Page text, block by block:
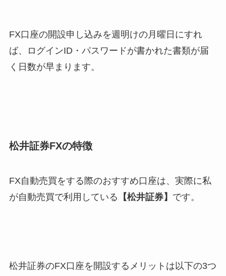
FX口座の開設申し込みを週明けの月曜日にすれ
ば、ログインID・パスワードが書かれた書類が届
く日数が早まります。
松井証券FXの特徴
FX自動売買をする際のおすすめ口座は、実際に私
が自動売買で利用している 【松井証券】 です。
松井証券のFX口座を開設するメリットは以下の3つ